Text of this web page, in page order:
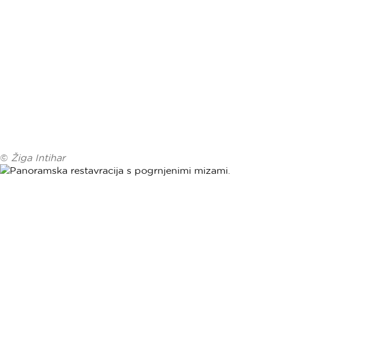
© Žiga Intihar